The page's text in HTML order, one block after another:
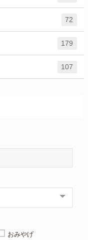
72
179
107
おみやげ